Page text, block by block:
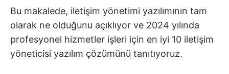
Bu makalede, iletişim yönetimi yazılımının tam
olarak ne olduğunu açıklıyor ve 2024 yılında
profesyonel hizmetler işleri için en iyi 10 iletişim
yöneticisi yazılım çözümünü tanıtıyoruz.